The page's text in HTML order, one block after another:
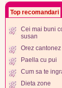
Top recomandari
Cei mai buni
susan
Orez cantonez
Paella cu pui
Cum sa te
Dieta zone